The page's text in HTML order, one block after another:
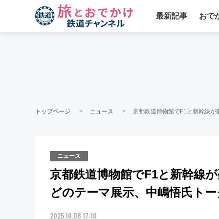
最新記事 おで
トップページ ニュース 京都鉄道博物館でF1と新幹線が
ニュース
京都鉄道博物館でF1と新幹線
どのテーマ展示、中嶋悟氏ト
2025.10.08 17:10